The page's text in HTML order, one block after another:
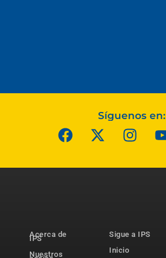
Síguenos en:
Acerca de
IPS
Nuestros
Sigue a IPS
Inicio